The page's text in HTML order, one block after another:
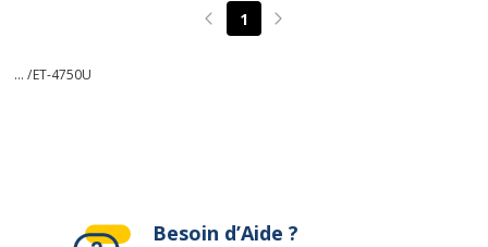
Page précédente
1 Page suivante
... /ET-4750U
Besoin d’Aide ?